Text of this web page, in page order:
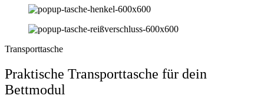
Transporttasche
Praktische Transporttasche für dein
Bettmodul